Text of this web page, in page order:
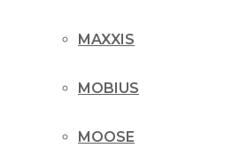
MAXXIS
MOBIUS
MOOSE